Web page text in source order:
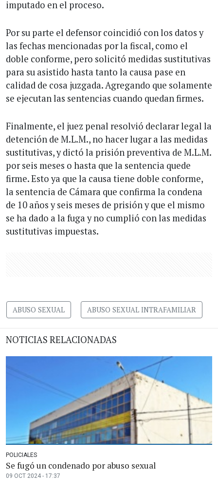
imputado en el proceso.
Por su parte el defensor coincidió con los datos y
las fechas mencionadas por la fiscal, como el
doble conforme, pero solicitó medidas sustitutivas
para su asistido hasta tanto la causa pase en
calidad de cosa juzgada. Agregando que solamente
se ejecutan las sentencias cuando quedan firmes.
Finalmente, el juez penal resolvió declarar legal la
detención de M.L.M., no hacer lugar a las medidas
sustitutivas, y dictó la prisión preventiva de M.L.M.
por seis meses o hasta que la sentencia quede
firme. Esto ya que la causa tiene doble conforme,
la sentencia de Cámara que confirma la condena
de 10 años y seis meses de prisión y que el mismo
se ha dado a la fuga y no cumplió con las medidas
sustitutivas impuestas.
ABUSO SEXUAL ABUSO SEXUAL INTRAFAMILIAR
NOTICIAS RELACIONADAS
POLICIALES
Se fugó un condenado por abuso sexual
09 OCT 2024 - 17:37